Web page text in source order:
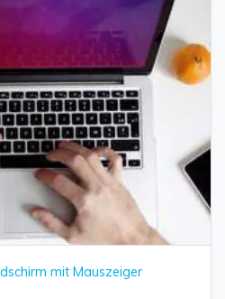
mit Mauszeiger
online wiederherstellen!